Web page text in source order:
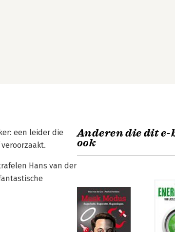
een leider die
Hans van der
Anderen die dit e-
ook